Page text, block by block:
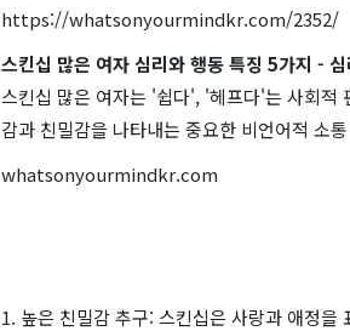
https://whatsonyourmindkr.com/2352/
스킨십 많은 여자 심리와 행동 특징 5가지 -
스킨십 많은 여자는 '쉽다', '헤프다'는 사회적
감과 친밀감을 나타내는 중요한 비언어적 소
whatsonyourmindkr.com
1. 높은 친밀감 추구: 스킨십은 사랑과 애정을